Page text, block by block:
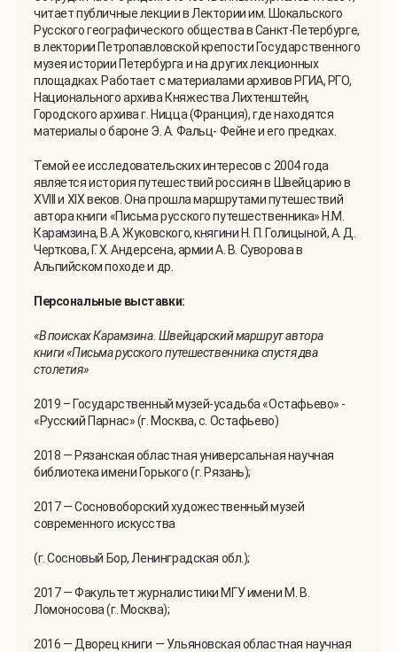
читает публичные лекции в Лектории им. Шокальского
Русского географического общества в Санкт-Петербурге,
в лектории Петропавловской крепости Государственного
музея истории Петербурга и на других лекционных
площадках. Работает с материалами архивов РГИА, РГО,
Национального архива Княжества Лихтенштейн,
Городского архива г. Ницца (Франция), где находятся
материалы о бароне Э. А. Фальц- Фейне и его предках.
Темой ее исследовательских интересов с 2004 года
является история путешествий россиян в Швейцарию в
XVIII и XIX веков. Она прошла маршрутами путешествий
автора книги «Письма русского путешественника» Н.М.
Карамзина, В.А. Жуковского, княгини Н. П. Голицыной, А. Д.
Черткова, Г. Х. Андерсена, армии А. В. Суворова в
Альпийском походе и др.
Персональные выставки:
«В поисках Карамзина. Швейцарский маршрут автора
книги«Письма русского путешественника спустя два
столетия»
2019 – Государственный музей-усадьба «Остафьево» -
«Русский Парнас» (г. Москва, с. Остафьево)
2018 — Рязанская областная универсальная научная
библиотека имени Горького (г. Рязань);
2017 — Сосновоборский художественный музей
современного искусства
(г. Сосновый Бор, Ленинградская обл.);
2017 — Факультет журналистики МГУ имени М. В.
Ломоносова (г. Москва);
2016 — Дворец книги — Ульяновская областная научная